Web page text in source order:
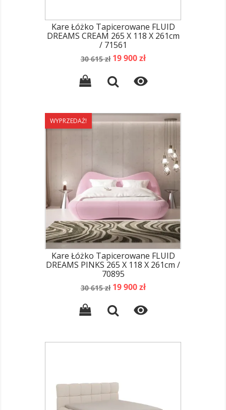
Kare Łóżko Tapicerowane FLUID
DREAMS CREAM 265 X 118 X 261cm
/ 71561
Cena
30 615 zł Cena
19 900 zł

WYPRZEDAŻ!
Kare Łóżko Tapicerowane FLUID
DREAMS PINKS 265 X 118 X 261cm /
70895
Cena
30 615 zł Cena
19 900 zł
